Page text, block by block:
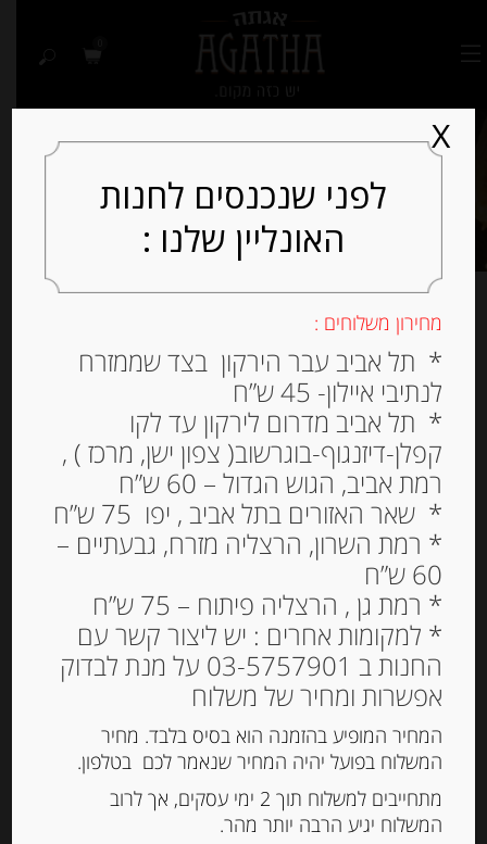
דגים מעושנים ושימורי
דגים
למיין לפי פופולריות
Out of
Stock
לפני שנכנסים לחנות
האונליין שלנו :
מחירון משלוחים :
* תל אביב עבר הירקון בצד שממזרח
לנתיבי איילון- 45 ש”ח
* תל אביב מדרום לירקון עד לקו
קפלן-דיזנגוף-בוגרשוב( צפון ישן, מרכז ) ,
רמת אביב, הגוש הגדול – 60 ש”ח
* שאר האזורים בתל אביב , יפו 75 ש”ח
* רמת השרון, הרצליה מזרח, גבעתיים –
60 ש”ח
* רמת גן , הרצליה פיתוח – 75 ש”ח
* למקומות אחרים : יש ליצור קשר עם
החנות ב 03-5757901 על מנת לבדוק
אפשרות ומחיר של משלוח
המחיר המופיע בהזמנה הוא בסיס בלבד. מחיר
המשלוח בפועל יהיה המחיר שנאמר לכם בטלפון.
מתחייבים למשלוח תוך 2 ימי עסקים, אך לרוב
המשלוח יגיע הרבה יותר מהר.
X